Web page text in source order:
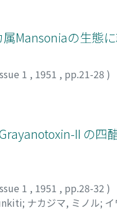
Mansoniaの生態
1 , 1951 , pp.21-28 )
II の
1 , 1951 , pp.28-32 )
; ナカジマ, ミノル;